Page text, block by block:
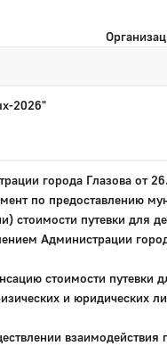
2026"
города Глазова от
по предоставлению
стоимости путевки для
Администрации
стоимости путевки
и юридических
взаимодействия